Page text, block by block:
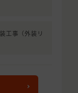
工事（外装リ